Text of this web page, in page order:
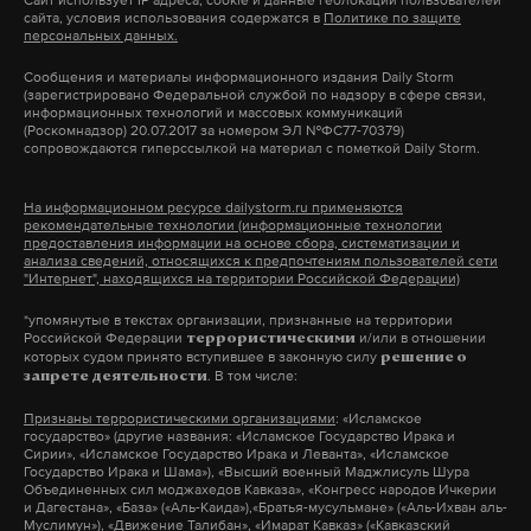
мира, который теперь пользуется его открытиями.
Но они никого не щадят. Ни ученых, ни
писателей, ни поэтов. Сносят даже памятники
тем, кто их освобождал! Мне кажется, это уже низ
всего человеческого».
Как рассказывает Александр Николаевич, о сносе
монумента он узнал только после нашего звонка.
Дзен
Андрей Храмов
Фото: Global Look Press / Комсомольская правда
«Но если я всегда знал, что у нас не может быть
никакой братской любви к Европе, — продолжает
сайта, условия использования содержатся в Политике по защите
персональных данных.
Сообщения и материалы информационного издания Daily Storm
(зарегистрировано Федеральной службой по надзору в сфере связи,
информационных технологий и массовых коммуникаций
(Роскомнадзор) 20.07.2017 за номером ЭЛ №ФС77-70379)
сопровождаются гиперссылкой на материал с пометкой Daily Storm.
На информационном ресурсе dailystorm.ru применяются
рекомендательные технологии (информационные технологии
предоставления информации на основе сбора, систематизации и
анализа сведений, относящихся к предпочтениям пользователей сети
"Интернет", находящихся на территории Российской Федерации)
*упомянутые в текстах организации, признанные на территории
Российской Федерации террористическими и/или в отношении
которых судом принято вступившее в законную силу решение о
запрете деятельности. В том числе:
Признаны террористическими организациями: «Исламское
государство» (другие названия: «Исламское Государство Ирака и
Сирии», «Исламское Государство Ирака и Леванта», «Исламское
Государство Ирака и Шама»), «Высший военный Маджлисуль Шура
Объединенных сил моджахедов Кавказа», «Конгресс народов Ичкерии
и Дагестана», «База» («Аль-Каида»),«Братья-мусульмане» («Аль-Ихван аль-
Муслимун»), «Движение Талибан», «Имарат Кавказ» («Кавказский